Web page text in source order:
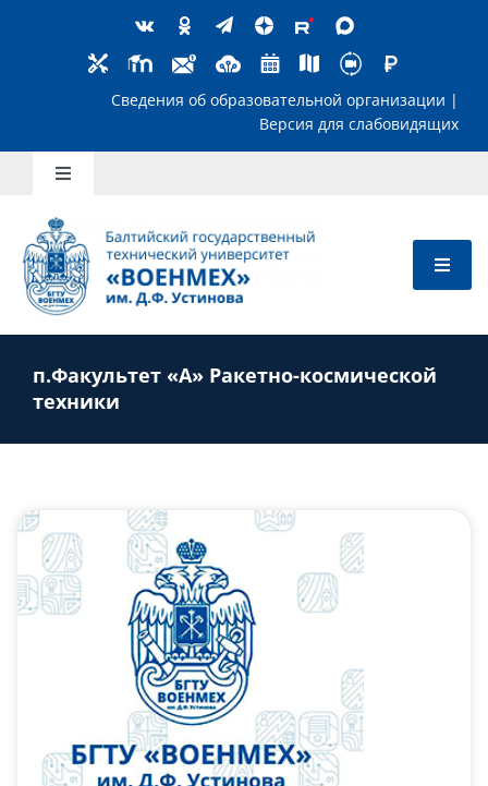
Сведения об образовательной
Toggle
Школьникам
Абитуриентам
Студентам
Преподавателям
Слушателям
Партнерам
п.Факультет «А» Ракетно-космической
техники